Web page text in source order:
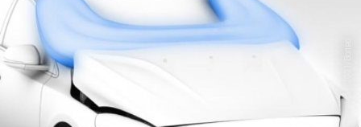
, Автопрес 2001/Волво